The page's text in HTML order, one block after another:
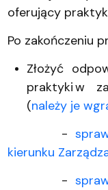
oferujący
Po zakończeniu
Złożyć
praktyki w
(należy je
-
kierunku
-